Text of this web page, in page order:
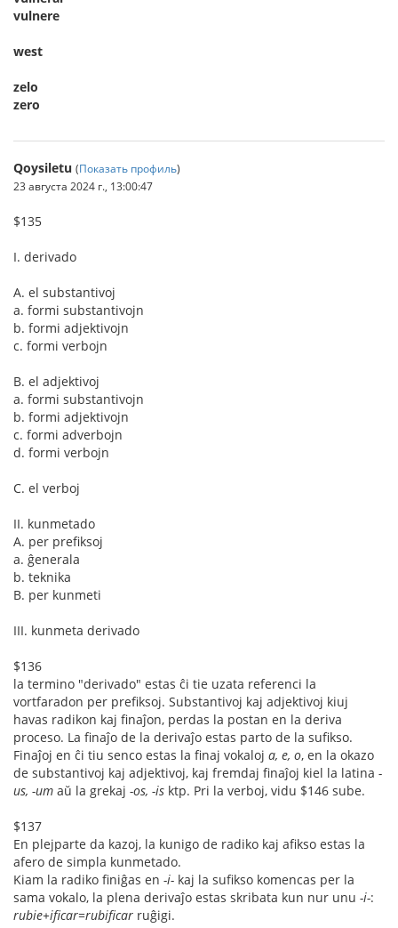
vulnere
west
zelo
zero
Qoysiletu (Показать профиль)
23 августа 2024 г., 13:00:47
$135
I. derivado
A. el substantivoj
a. formi substantivojn
b. formi adjektivojn
c. formi verbojn
B. el adjektivoj
a. formi substantivojn
b. formi adjektivojn
c. formi adverbojn
d. formi verbojn
C. el verboj
II. kunmetado
A. per prefiksoj
a. ĝenerala
b. teknika
B. per kunmeti
III. kunmeta derivado
$136
la termino "derivado" estas ĉi tie uzata referenci la
vortfaradon per prefiksoj. Substantivoj kaj adjektivoj kiuj
havas radikon kaj finaĵon, perdas la postan en la deriva
proceso. La finaĵo de la derivaĵo estas parto de la sufikso.
Finaĵoj en ĉi tiu senco estas la finaj vokaloj a, e, o, en la okazo
de substantivoj kaj adjektivoj, kaj fremdaj finaĵoj kiel la latina -
us, -um aŭ la grekaj -os, -is ktp. Pri la verboj, vidu $146 sube.
$137
En plejparte da kazoj, la kunigo de radiko kaj afikso estas la
afero de simpla kunmetado.
Kiam la radiko finiĝas en -i- kaj la sufikso komencas per la
sama vokalo, la plena derivaĵo estas skribata kun nur unu -i-:
rubie+ificar=rubificar ruĝigi.